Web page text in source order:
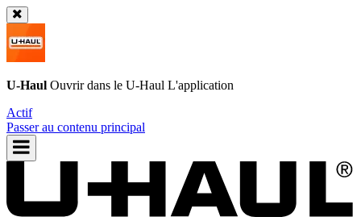
U-Haul Ouvrir dans le U-Haul L'application
Actif
Passer au contenu principal